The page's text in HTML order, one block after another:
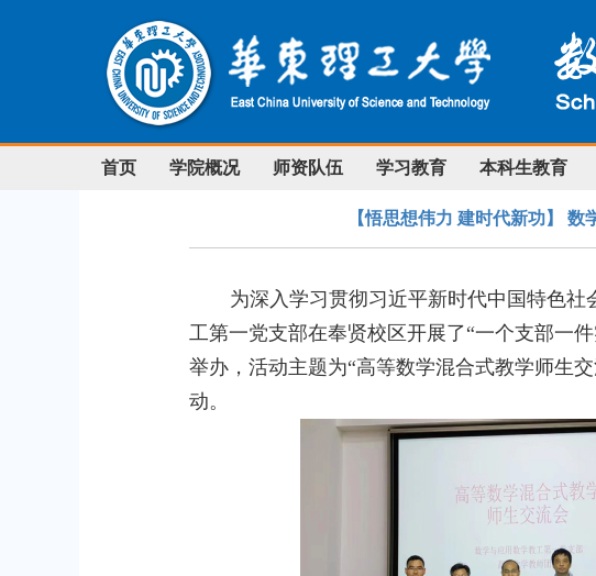
首页 学院概况 师资队伍 学习教育 本科生教育
【悟思想伟力 建时代新功】
为深入学习贯彻习近平新时代中国特色社
工第一党支部在奉贤校区开展了“一个支部一
举办，活动主题为“高等数学混合式教学师生
动。